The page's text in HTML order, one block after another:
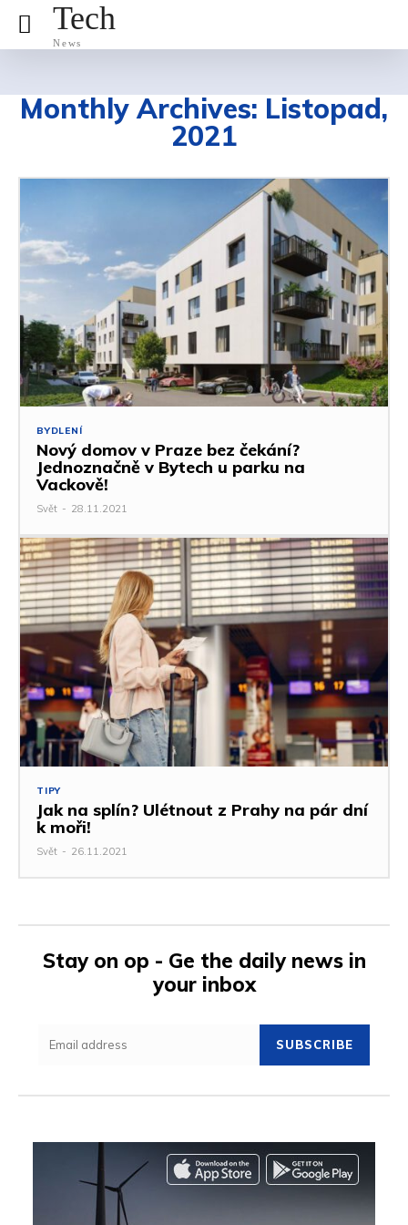
Tech
News
Monthly Archives: Listopad,
2021
BYDLENÍ
Nový domov v Praze bez čekání?
Jednoznačně v Bytech u parku na
Vackově!
Svět - 28.11.2021
TIPY
Jak na splín? Ulétnout z Prahy na pár dní
k moři!
Svět - 26.11.2021
Stay on op - Ge the daily news in
your inbox
SUBSCRIBE